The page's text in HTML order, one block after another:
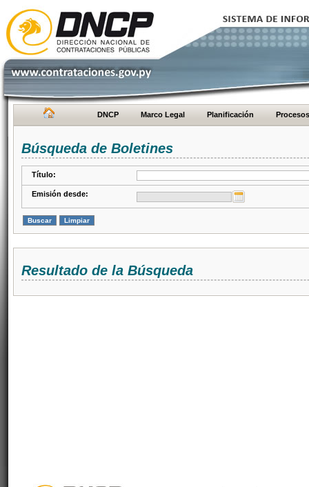
DNCP Marco Legal Planificación Procesos
Búsqueda de Boletines
Título:
Emisión desde:
Resultado de la Búsqueda